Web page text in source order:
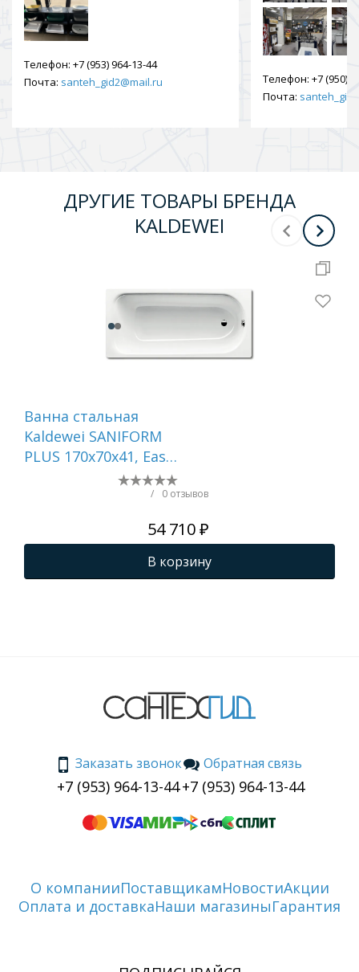
Телефон: +7 (953) 964-13-44
Почта: santeh_gid2@mail.ru Телефон: +7 (950)
Почта:
ДРУГИЕ ТОВАРЫ БРЕНДА
KALDEWEI
Ванна стальная
Kaldewei SANIFORM
PLUS 170х70х41, Easy
clean, alpine white,
/ 0 отзывов
54 710 ₽
В корзину
Заказать звонок
+7 (953) 964-13-44
Обратная связь
+7 (953) 964-13-44
О компанииПоставщикамНовостиАкции
Оплата и доставкаНаши магазиныГарантия